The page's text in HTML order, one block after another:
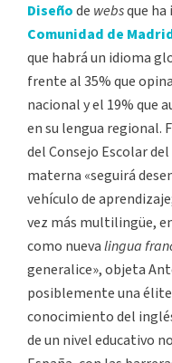
Diseñode websque
Comunidad de
que habrá un idioma
frente al 35% que
nacional y el 19% que
en su lengua regional.
del Consejo Escolar
materna «seguirá
vehículo de
vez más multilingüe,
como nuevalingua
generalice», objeta
posiblemente una
conocimiento del
de un nivel educativo